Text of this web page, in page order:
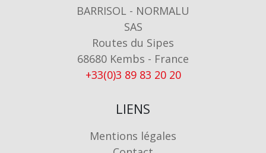
BARRISOL - NORMALU
SAS
Routes du Sipes
68680 Kembs - France
+33(0)3 89 83 20 20
LIENS
Mentions légales